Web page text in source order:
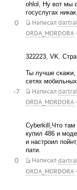
ohlol, Ну вот мы
госуслугах никак.
Написал
ORDA_MORDORA ·
0
322223, VK.
Ты лучше скажи,
сетях
Написал
ORDA_MORDORA ·
-7
Cyberkill,Что
купил 486 и
и настроил
пати.
Написал
ORDA_MORDORA ·
0